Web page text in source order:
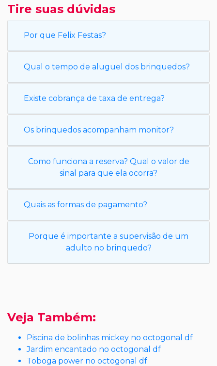
Tire suas dúvidas
Por que Felix Festas?
Qual o tempo de aluguel dos brinquedos?
Existe cobrança de taxa de entrega?
Os brinquedos acompanham monitor?
Como funciona a reserva? Qual o valor de
sinal para que ela ocorra?
Quais as formas de pagamento?
Porque é importante a supervisão de um
adulto no brinquedo?
Veja Também:
Piscina de bolinhas mickey no octogonal df
Jardim encantado no octogonal df
Toboga power no octogonal df